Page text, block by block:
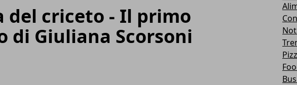
del criceto - Il primo
di Giuliana Scorsoni